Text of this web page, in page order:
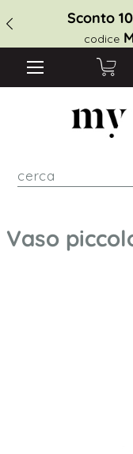
Sconto
codice
Vaso